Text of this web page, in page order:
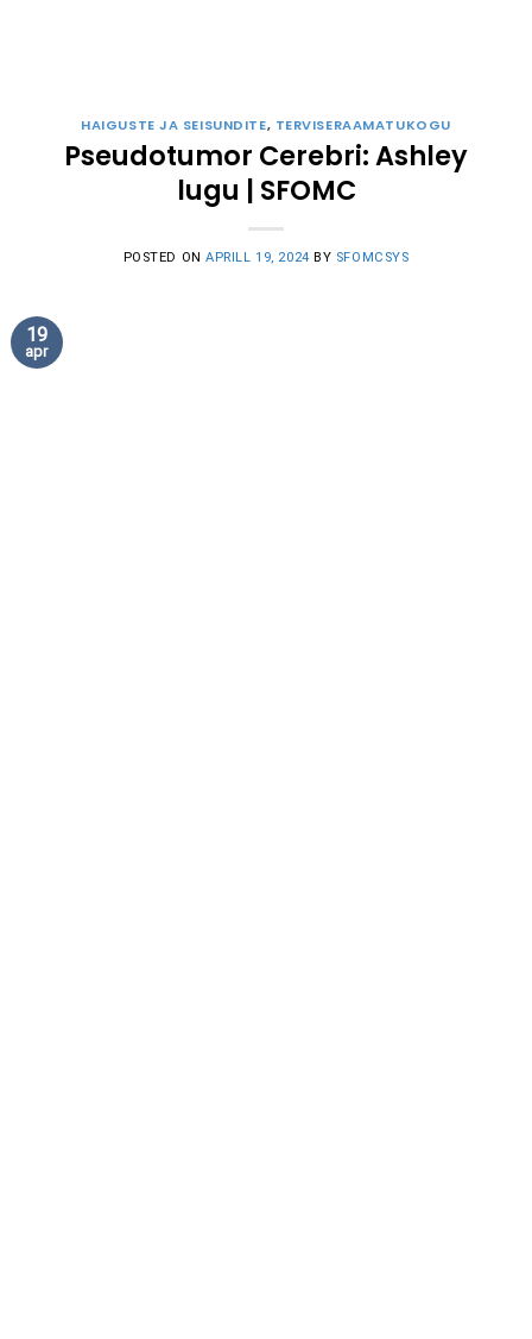
HAIGUSTE JA SEISUNDITE, TERVISERAAMATUKOGU
Pseudotumor Cerebri: Ashley
lugu | SFOMC
POSTED ONAPRILL 19, 2024 BY SFOMCSYS
19
apr